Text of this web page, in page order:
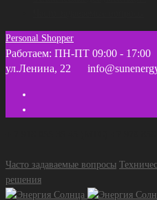
Personal Shopper
Работаем: ПН-ПТ 09:00 - 17:00
ул.Ленина, 22
Часто задаваемые вопросы
решения